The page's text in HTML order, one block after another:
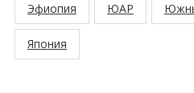
Эфиопия ЮАР
Япония